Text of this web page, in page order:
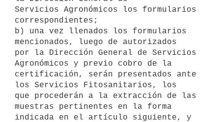
Servicios Agronómicos los formularios
correspondientes;
b) una vez llenados los formularios
mencionados, luego de autorizados
por la Dirección General de Servicios
Agronómicos y previo cobro de la
certificación, serán presentados ante
los Servicios Fitosanitarios, los
que procederán a la extracción de las
muestras pertinentes en la forma
indicada en el artículo siguiente, y